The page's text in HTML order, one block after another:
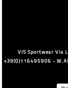
VIS Sportwear Via
+39(0)116495906 -